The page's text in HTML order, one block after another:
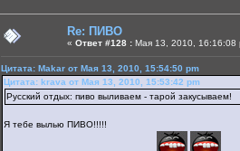
Re: ПИВО
« Ответ #128 : Мая 13, 2010, 16:16:08
Цитата: Makar от Мая 13, 2010, 15:54:50 pm
Цитата: krava от Мая 13, 2010, 15:53:42 pm
Русский отдых: пиво выливаем - тарой закусываем!
Я тебе вылью ПИВО!!!!!